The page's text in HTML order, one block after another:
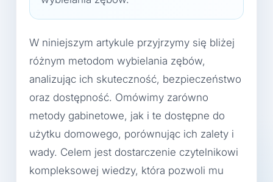
W niniejszym artykule przyjrzymy się bliżej
różnym metodom wybielania zębów,
analizując ich skuteczność, bezpieczeństwo
oraz dostępność. Omówimy zarówno
metody gabinetowe, jak i te dostępne do
użytku domowego, porównując ich zalety i
wady. Celem jest dostarczenie czytelnikowi
kompleksowej wiedzy, która pozwoli mu